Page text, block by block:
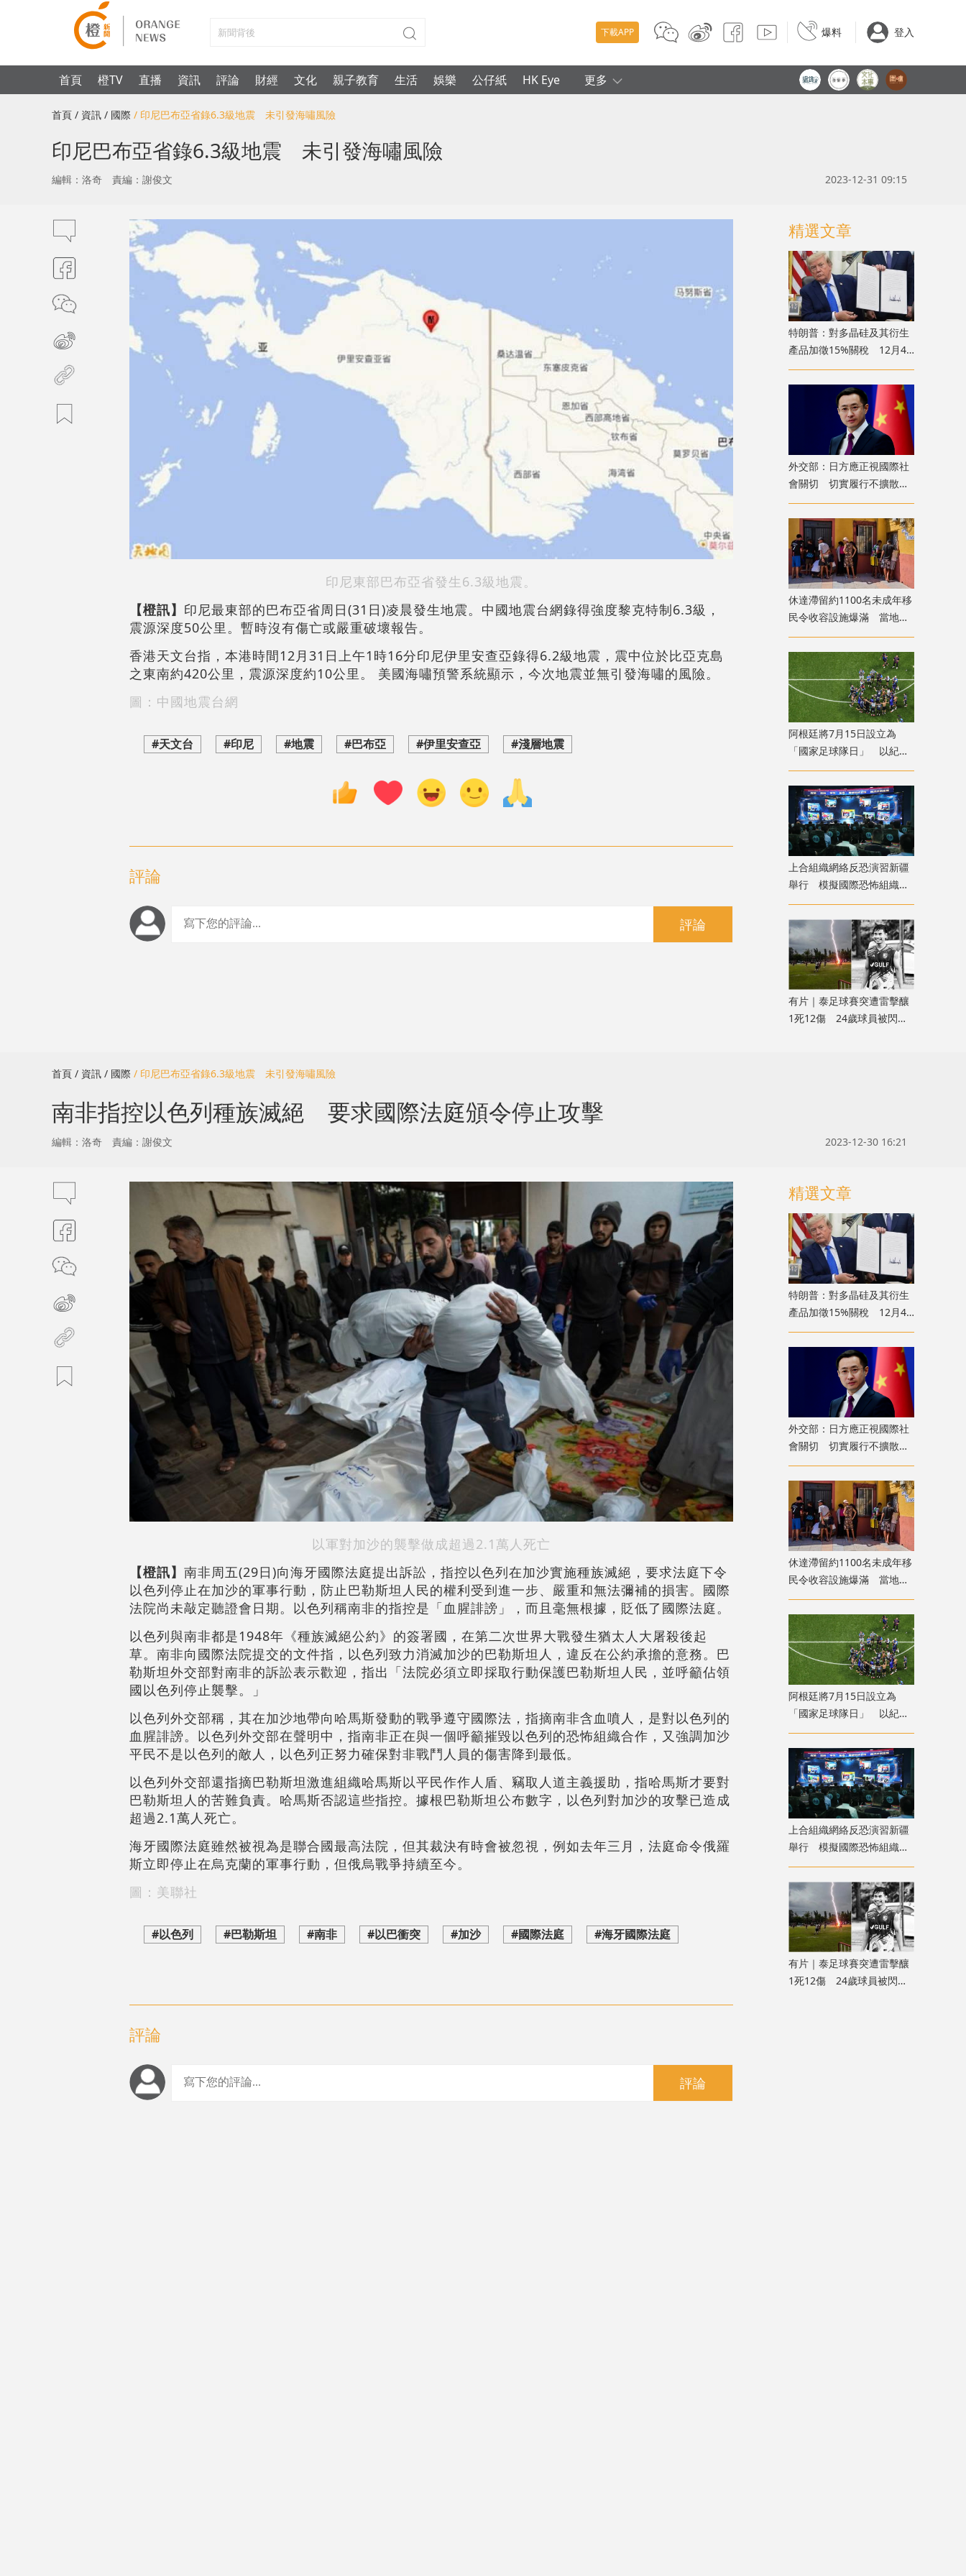
下載APP 爆料 登入
首頁 橙TV 直播 資訊 評論 財經 文化 親子教育 生活 娛樂 公仔紙 HK Eye 更多
首頁 / 資訊 / 國際 / 印尼巴布亞省錄6.3級地震 未引發海嘯風險
印尼巴布亞省錄6.3級地震 未引發海嘯風險
編輯：洛奇 責編：謝俊文 2023-12-31 09:15
印尼東部巴布亞省發生6.3級地震。
【橙訊】 印尼最東部的巴布亞省周日(31日)凌晨發生地震。中國地震台網錄得強度黎克特制6.3級，
震源深度50公里。暫時沒有傷亡或嚴重破壞報告。
香港天文台指，本港時間12月31日上午1時16分印尼伊里安查亞錄得6.2級地震，震中位於比亞克島
之東南約420公里，震源深度約10公里。 美國海嘯預警系統顯示，今次地震並無引發海嘯的風險。
圖：中國地震台網
#天文台 #印尼 #地震 #巴布亞 #伊里安查亞 #淺層地震
評論
評論
精選文章
特朗普：對多晶硅及其衍生
產品加徵15%關稅 12月4
日起生效
外交部：日方應正視國際社
會關切 切實履行不擴散核
武器的國際法義務
​休達滯留約1100名未成年移
民令收容設施爆滿 當地冀
移送西班牙本土
​阿根廷將7月15日設立為
「國家足球隊日」 以紀念
世盃挫英格蘭
上合組織網絡反恐演習新疆
舉行 模擬國際恐怖組織策
劃實施恐襲等情形
有片｜泰足球賽突遭雷擊釀
1死12傷 24歲球員被閃電
首頁 / 資訊 / 國際 / 印尼巴布亞省錄6.3級地震 未引發海嘯風險
南非指控以色列種族滅絕 要求國際法庭頒令停止攻擊
編輯：洛奇 責編：謝俊文 2023-12-30 16:21
以軍對加沙的襲擊做成超過2.1萬人死亡
【橙訊】 南非周五(29日)向海牙國際法庭提出訴訟，指控以色列在加沙實施種族滅絕，要求法庭下令
以色列停止在加沙的軍事行動，防止巴勒斯坦人民的權利受到進一步、嚴重和無法彌補的損害。國際
法院尚未敲定聽證會日期。以色列稱南非的指控是「血腥誹謗」，而且毫無根據，貶低了國際法庭。
以色列與南非都是1948年《種族滅絕公約》的簽署國，在第二次世界大戰發生猶太人大屠殺後起
草。南非向國際法院提交的文件指，以色列致力消滅加沙的巴勒斯坦人，違反在公約承擔的意務。巴
勒斯坦外交部對南非的訴訟表示歡迎，指出「法院必須立即採取行動保護巴勒斯坦人民，並呼籲佔領
國以色列停止襲擊。」
以色列外交部稱，其在加沙地帶向哈馬斯發動的戰爭遵守國際法，指摘南非含血噴人，是對以色列的
血腥誹謗。以色列外交部在聲明中，指南非正在與一個呼籲摧毀以色列的恐怖組織合作，又強調加沙
平民不是以色列的敵人，以色列正努力確保對非戰鬥人員的傷害降到最低。
以色列外交部還指摘巴勒斯坦激進組織哈馬斯以平民作作人盾、竊取人道主義援助，指哈馬斯才要對
巴勒斯坦人的苦難負責。哈馬斯否認這些指控。據根巴勒斯坦公布數字，以色列對加沙的攻擊已造成
超過2.1萬人死亡。
海牙國際法庭雖然被視為是聯合國最高法院，但其裁決有時會被忽視，例如去年三月，法庭命令俄羅
斯立即停止在烏克蘭的軍事行動，但俄烏戰爭持續至今。
圖：美聯社
#以色列 #巴勒斯坦 #南非 #以巴衝突 #加沙 #國際法庭 #海牙國際法庭
評論
評論
精選文章
特朗普：對多晶硅及其衍生
產品加徵15%關稅 12月4
日起生效
外交部：日方應正視國際社
會關切 切實履行不擴散核
武器的國際法義務
​休達滯留約1100名未成年移
民令收容設施爆滿 當地冀
移送西班牙本土
​阿根廷將7月15日設立為
「國家足球隊日」 以紀念
世盃挫英格蘭
上合組織網絡反恐演習新疆
舉行 模擬國際恐怖組織策
劃實施恐襲等情形
有片｜泰足球賽突遭雷擊釀
1死12傷 24歲球員被閃電